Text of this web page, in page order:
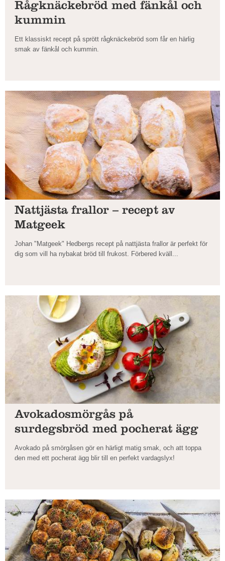
Rågknäckebröd med fänkål och
kummin
Ett klassiskt recept på sprött rågknäckebröd som får en härlig
smak av fänkål och kummin.
Nattjästa frallor – recept av
Matgeek
Johan "Matgeek" Hedbergs recept på nattjästa frallor är perfekt för
dig som vill ha nybakat bröd till frukost. Förbered kväll...
Avokadosmörgås på
surdegsbröd med pocherat ägg
Avokado på smörgåsen gör en härligt matig smak, och att toppa
den med ett pocherat ägg blir till en perfekt vardagslyx!